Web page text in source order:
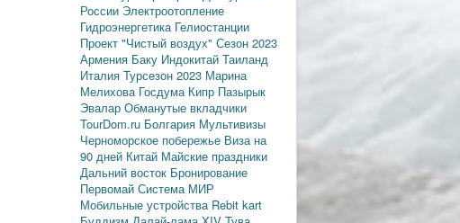
России Электроотопление
Гидроэнергетика Гелиостанции
Проект "Чистый воздух" Сезон 2023
Армения Баку Индокитай Таиланд
Италия Турсезон 2023 Марина
Мелихова Госдума Кипр Пазырык
Эвалар Обманутые вкладчики
TourDom.ru Болгария Мультивизы
Черноморское побережье Виза на
90 дней Китай Майские праздники
Дальний восток Бронирование
Первомай Система МИР
Мобильные устройства Rebit kart